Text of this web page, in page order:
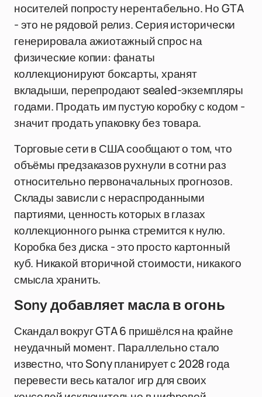
носителей попросту нерентабельно. Но GTA
- это не рядовой релиз. Серия исторически
генерировала ажиотажный спрос на
физические копии: фанаты
коллекционируют боксарты, хранят
вкладыши, перепродают sealed-экземпляры
годами. Продать им пустую коробку с кодом -
значит продать упаковку без товара.
Торговые сети в США сообщают о том, что
объёмы предзаказов рухнули в сотни раз
относительно первоначальных прогнозов.
Склады зависли с нераспроданными
партиями, ценность которых в глазах
коллекционного рынка стремится к нулю.
Коробка без диска - это просто картонный
куб. Никакой вторичной стоимости, никакого
смысла хранить.
Sony добавляет масла в огонь
Скандал вокруг GTA 6 пришёлся на крайне
неудачный момент. Параллельно стало
известно, что Sony планирует с 2028 года
перевести весь каталог игр для своих